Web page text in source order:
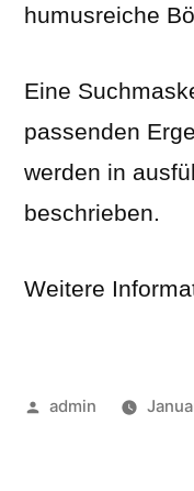
humusreiche
Eine
passenden
werden in
beschrieben.
Weitere
Veröffentlicht
admin